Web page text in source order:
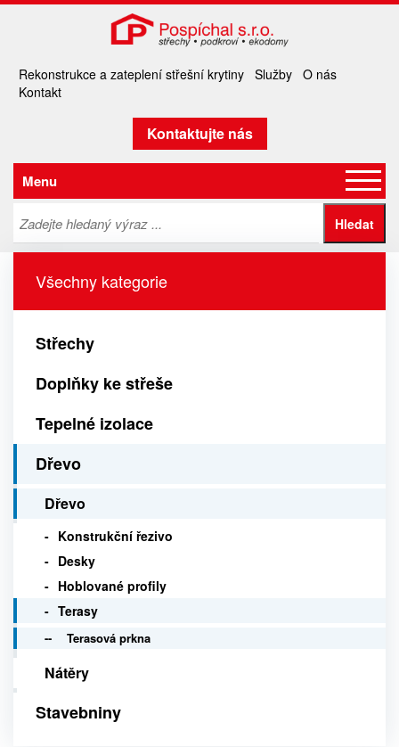
Rekonstrukce a zateplení střešní krytiny Služby O nás
Kontakt
Kontaktujte nás
Menu
Všechny kategorie
Střechy
Doplňky ke střeše
Tepelné izolace
Dřevo
Dřevo
Konstrukční řezivo
Desky
Hoblované profily
Terasy
Terasová prkna
Nátěry
Stavebniny